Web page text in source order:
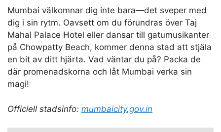
Mumbai välkomnar dig inte bara—det sveper med
dig i sin rytm. Oavsett om du förundras över Taj
Mahal Palace Hotel eller dansar till gatumusikanter
på Chowpatty Beach, kommer denna stad att stjäla
en bit av ditt hjärta. Vad väntar du på? Packa de
där promenadskorna och låt Mumbai verka sin
magi!
Officiell stadsinfo: mumbaicity.gov.in